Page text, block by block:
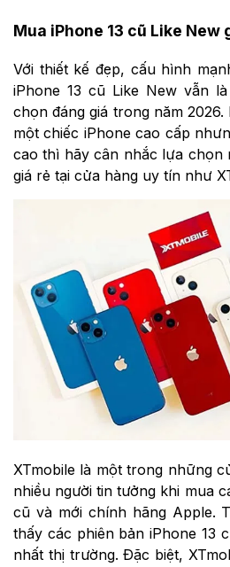
Mua iPhone 13 cũ Like New
Với thiết kế đẹp, cấu hình
iPhone 13 cũ Like New vẫn
chọn đáng giá trong năm
một chiếc iPhone cao cấp
cao thì hãy cân nhắc lựa chọn
giá rẻ tại cửa hàng uy tín như
XTmobile là một trong những
nhiều người tin tưởng khi mua
cũ và mới chính hãng Apple.
thấy các phiên bản iPhone 13
nhất thị trường. Đặc biệt,